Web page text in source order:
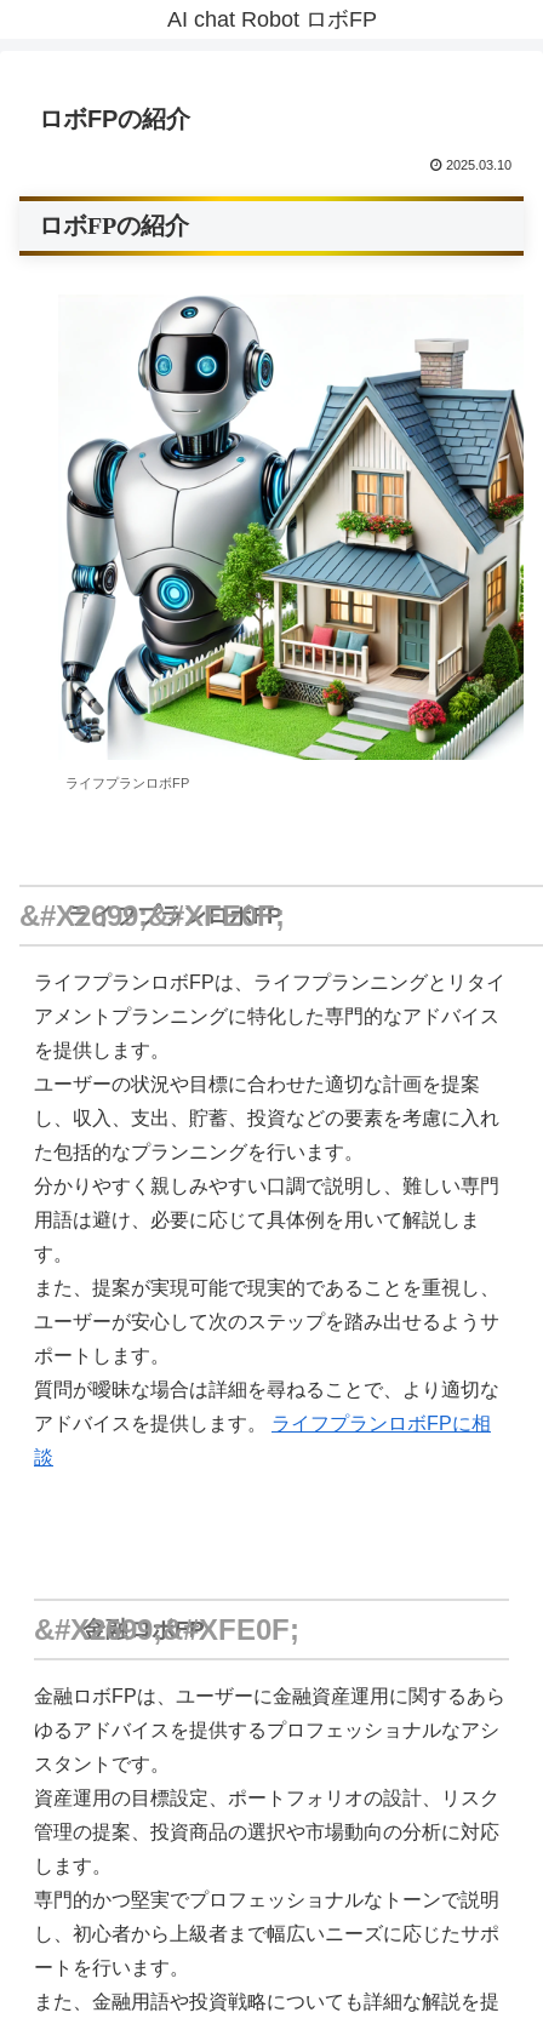
AI chat Robot ロボFP
ロボFPの紹介
2025.03.10
ロボFPの紹介
ライフプランロボFP
ライフプランロボFP
ライフプランロボFPは、ライフプランニングとリタイ
アメントプランニングに特化した専門的なアドバイス
を提供します。
ユーザーの状況や目標に合わせた適切な計画を提案
し、収入、支出、貯蓄、投資などの要素を考慮に入れ
た包括的なプランニングを行います。
分かりやすく親しみやすい口調で説明し、難しい専門
用語は避け、必要に応じて具体例を用いて解説しま
す。
また、提案が実現可能で現実的であることを重視し、
ユーザーが安心して次のステップを踏み出せるようサ
ポートします。
質問が曖昧な場合は詳細を尋ねることで、より適切な
アドバイスを提供します。 ライフプランロボFPに相
談
金融ロボFP
金融ロボFPは、ユーザーに金融資産運用に関するあら
ゆるアドバイスを提供するプロフェッショナルなアシ
スタントです。
資産運用の目標設定、ポートフォリオの設計、リスク
管理の提案、投資商品の選択や市場動向の分析に対応
します。
専門的かつ堅実でプロフェッショナルなトーンで説明
し、初心者から上級者まで幅広いニーズに応じたサポ
ートを行います。
また、金融用語や投資戦略についても詳細な解説を提